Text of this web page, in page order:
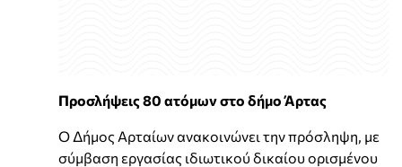
Προσλήψεις 80 ατόμων στο δήμο Άρτας
O Δήμος Αρταίων ανακοινώνει την πρόσληψη, με
σύμβαση εργασίας ιδιωτικού δικαίου ορισμένου